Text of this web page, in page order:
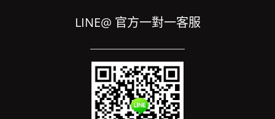
LINE@ 官方一對一客服